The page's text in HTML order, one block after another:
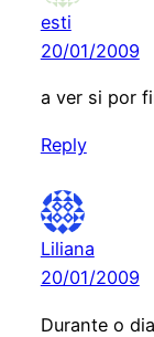
esti
20/01/2009
a ver si por
Reply
Liliana
20/01/2009
Durante o